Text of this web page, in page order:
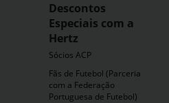
Descontos
Especiais com a
Hertz
Sócios ACP
Fãs de Futebol (Parceria
com a Federação
Portuguesa de Futebol)